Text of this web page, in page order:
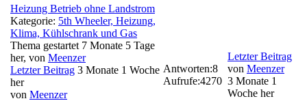
Heizung Betrieb ohne Landstrom
Kategorie: 5th Wheeler, Heizung,
Klima, Kühlschrank und Gas
Thema gestartet 7 Monate 5 Tage
her, von Meenzer
Letzter Beitrag 3 Monate 1 Woche
her
von Meenzer
Antworten:8
Aufrufe:4270
Letzter Beitrag
von Meenzer
3 Monate 1
Woche her